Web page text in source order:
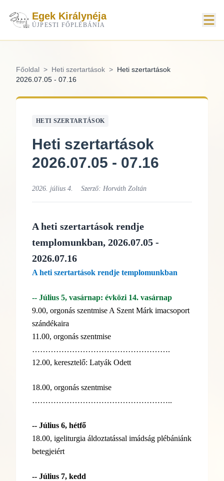
Egek Királynéja
ÚJPESTI FŐPLÉBÁNIA
Főoldal > Heti szertartások > Heti szertartások
2026.07.05 - 07.16
HETI SZERTARTÁSOK
Heti szertartások
2026.07.05 - 07.16
2026. július 4. Szerző: Horváth Zoltán
A heti szertartások rendje
templomunkban, 2026.07.05 -
2026.07.16
A heti szertartások rendje templomunkban
-- Július 5, vasárnap: évközi 14. vasárnap
9.00, orgonás szentmise A Szent Márk imacsoport
szándékaira
11.00, orgonás szentmise
…………………………………………….
12.00, keresztelő: Latyák Odett
18.00, orgonás szentmise
……………………………………………..
-- Július 6, hétfő
18.00, igeliturgia áldoztatással imádság plébániánk
betegjeiért
-- Július 7, kedd